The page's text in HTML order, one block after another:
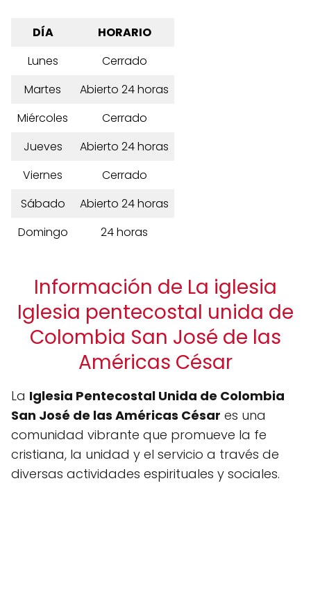
DÍA
HORARIO
Lunes
Cerrado
Martes
Abierto 24 horas
Miércoles
Cerrado
Jueves
Abierto 24 horas
Viernes
Cerrado
Sábado
Abierto 24 horas
Domingo
24 horas
Información de La iglesia
Iglesia pentecostal unida de
Colombia San José de las
Américas César
La Iglesia Pentecostal Unida de Colombia
San José de las Américas César es una
comunidad vibrante que promueve la fe
cristiana, la unidad y el servicio a través de
diversas actividades espirituales y sociales.